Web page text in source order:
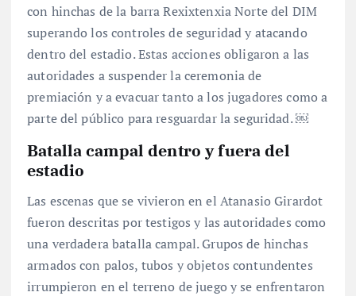
con hinchas de la barra Rexixtenxia Norte del DIM
superando los controles de seguridad y atacando
dentro del estadio. Estas acciones obligaron a las
autoridades a suspender la ceremonia de
premiación y a evacuar tanto a los jugadores como a
parte del público para resguardar la seguridad. ￼
Batalla campal dentro y fuera del
estadio
Las escenas que se vivieron en el Atanasio Girardot
fueron descritas por testigos y las autoridades como
una verdadera batalla campal. Grupos de hinchas
armados con palos, tubos y objetos contundentes
irrumpieron en el terreno de juego y se enfrentaron